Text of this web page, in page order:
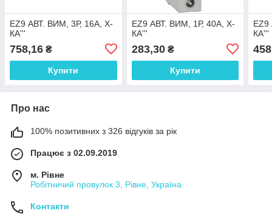
EZ9 АВТ. ВИМ, 3Р, 16А, Х-
КА'''
758,16 ₴
Купити
EZ9 АВТ. ВИМ, 1Р, 40А, Х-
КА'''
283,30₴
Купити
КА'''
Про нас
100% позитивних з 326 відгуків за рік
Працює з 02.09.2019
м. Рівне
Робітничий провулок 3, Рівне, Україна
Контакти